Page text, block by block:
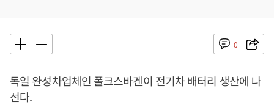
0
독일 완성차업체인 폴크스바겐이 전기차 배터리 생산에 나
선다.